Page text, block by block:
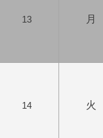
13 月
14 火